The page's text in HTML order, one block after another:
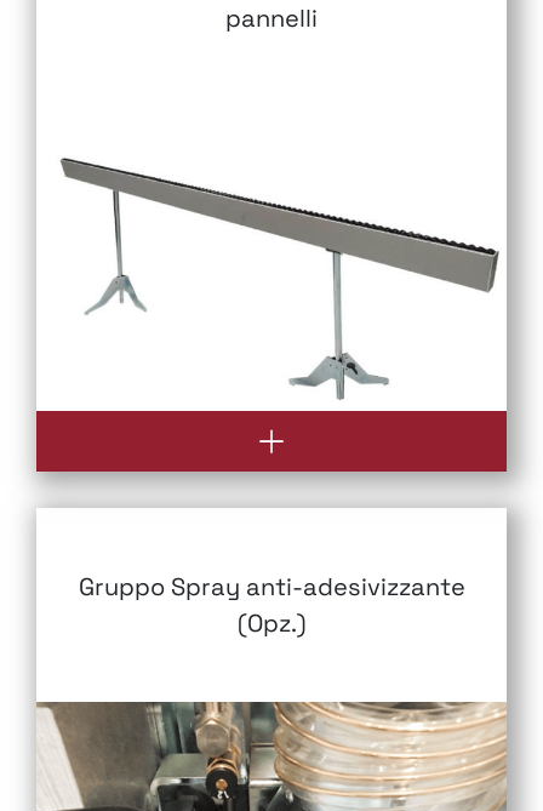
pannelli
Gruppo Spray anti-adesivizzante
(Opz.)